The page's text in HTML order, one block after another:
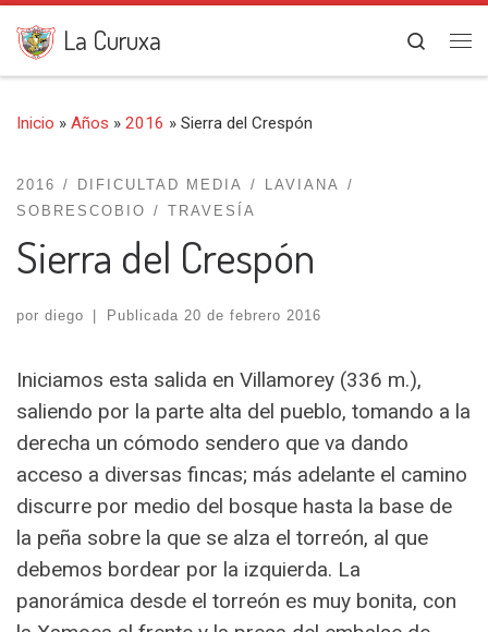
Saltar al contenido
La Curuxa
Search
Inicio » Años » 2016 » Sierra del Crespón
2016 DIFICULTAD MEDIA
LAVIANA
SOBRESCOBIO
TRAVESÍA
Sierra del Crespón
por diego Publicada 20 de febrero 2016
Iniciamos esta salida en Villamorey (336 m.),
saliendo por la parte alta del pueblo, tomando a la
derecha un cómodo sendero que va dando
acceso a diversas fincas; más adelante el camino
discurre por medio del bosque hasta la base de
la peña sobre la que se alza el torreón, al que
debemos bordear por la izquierda. La
panorámica desde el torreón es muy bonita, con